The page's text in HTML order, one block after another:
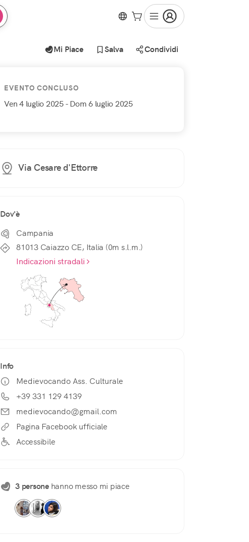
Mi Piace Salva Condividi
EVENTO CONCLUSO
Ven 4 luglio 2025- Dom 6 luglio 2025
Via Cesare d'Ettorre
Dov'è
Campania
81013 Caiazzo CE, Italia (0m s.l.m.)
Indicazioni stradali
Info
Medievocando Ass. Culturale
+39 331 129 4139
medievocando@gmail.com
Pagina Facebook ufficiale
Accessibile
3 personehanno messo mi piace